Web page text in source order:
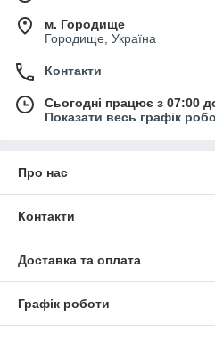
м. Городище
Городище, Україна
Контакти
Сьогодні працює з 07:00
Показати весь графік
Про нас
Контакти
Доставка та оплата
Графік роботи